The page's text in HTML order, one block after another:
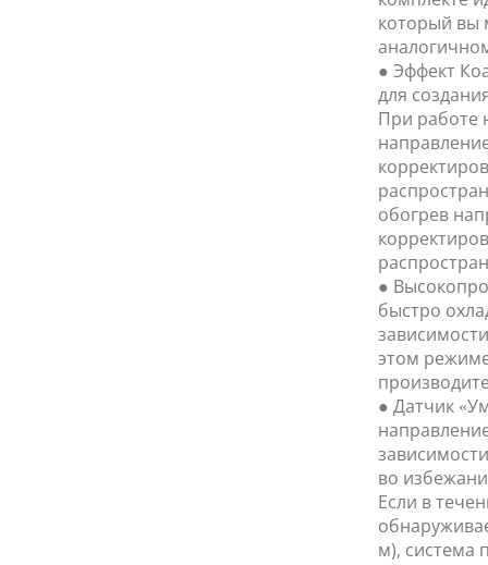
который вы
● Эффект
для
При работе
обогрев
●
быстро
этом
● Датчик
во
Если в
м), система